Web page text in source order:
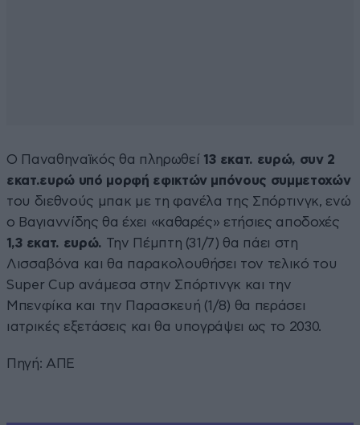
Ο Παναθηναϊκός θα πληρωθεί 13 εκατ. ευρώ, συν 2
εκατ.ευρώ υπό μορφή εφικτών μπόνους συμμετοχών
του διεθνούς μπακ με τη φανέλα της Σπόρτινγκ, ενώ
ο Βαγιαννίδης θα έχει «καθαρές» ετήσιες αποδοχές
1,3 εκατ. ευρώ. Την Πέμπτη (31/7) θα πάει στη
Λισσαβόνα και θα παρακολουθήσει τον τελικό του
Super Cup ανάμεσα στην Σπόρτινγκ και την
Μπενφίκα και την Παρασκευή (1/8) θα περάσει
ιατρικές εξετάσεις και θα υπογράψει ως το 2030.
Πηγή: ΑΠΕ